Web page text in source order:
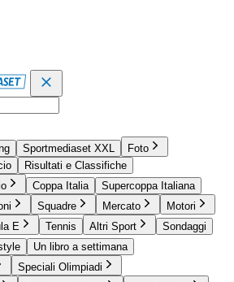
Sportmediaset XXL
Foto
Risultati e Classifiche
Coppa Italia
Supercoppa Italiana
Squadre Mercato
Motori
E Tennis Altri Sport
Sondaggi
Un libro a settimana
Speciali Olimpiadi